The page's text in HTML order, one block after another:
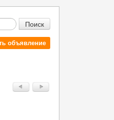
Поиск
объявление